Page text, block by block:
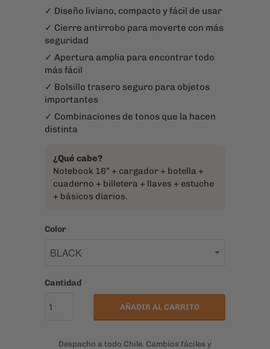
✓ Diseño liviano, compacto y fácil de usar
✓ Cierre antirrobo para moverte con más
seguridad
✓ Apertura amplia para encontrar todo
más fácil
✓ Bolsillo trasero seguro para objetos
importantes
✓ Combinaciones de tonos que la hacen
distinta
¿Qué cabe?
Notebook 16” + cargador + botella +
cuaderno + billetera + llaves + estuche
+ básicos diarios.
Color
Cantidad
AÑADIR AL CARRITO
Despacho a todo Chile. Cambios fáciles y